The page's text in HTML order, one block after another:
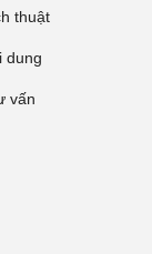
thuật
dung
vấn